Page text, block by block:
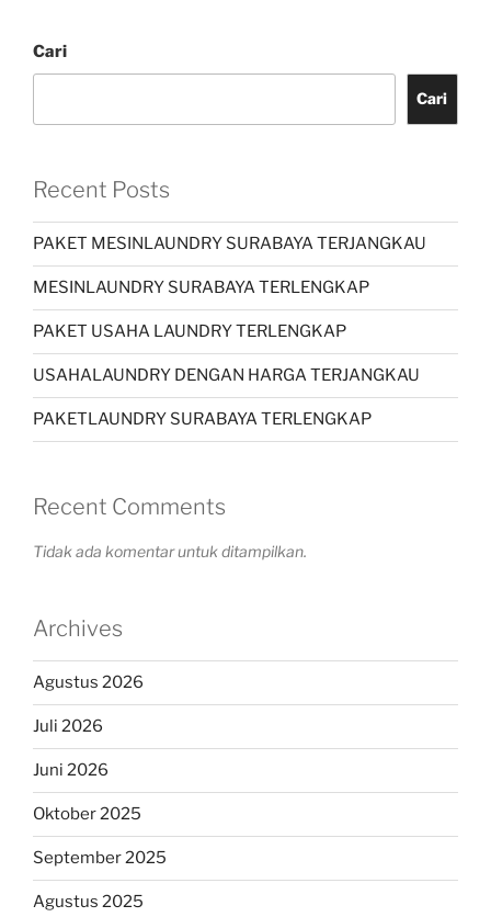
Cari
Cari
Recent Posts
PAKET MESINLAUNDRY SURABAYA TERJANGKAU
MESINLAUNDRY SURABAYA TERLENGKAP
PAKET USAHA LAUNDRY TERLENGKAP
USAHALAUNDRY DENGAN HARGA TERJANGKAU
PAKETLAUNDRY SURABAYA TERLENGKAP
Recent Comments
Tidak ada komentar untuk ditampilkan.
Archives
Agustus 2026
Juli 2026
Juni 2026
Oktober 2025
September 2025
Agustus 2025